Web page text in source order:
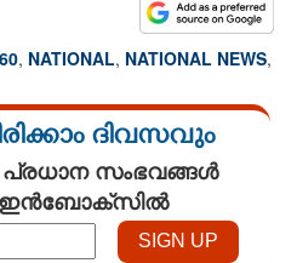
, NATIONAL, NATIONAL NEWS,
ദിവസവും
സംഭവങ്ങൾ
ഇൻബോക്സിൽ